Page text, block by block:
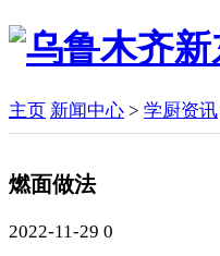
主页 新闻中心 > 学厨资讯
燃面做法
2022-11-29 0